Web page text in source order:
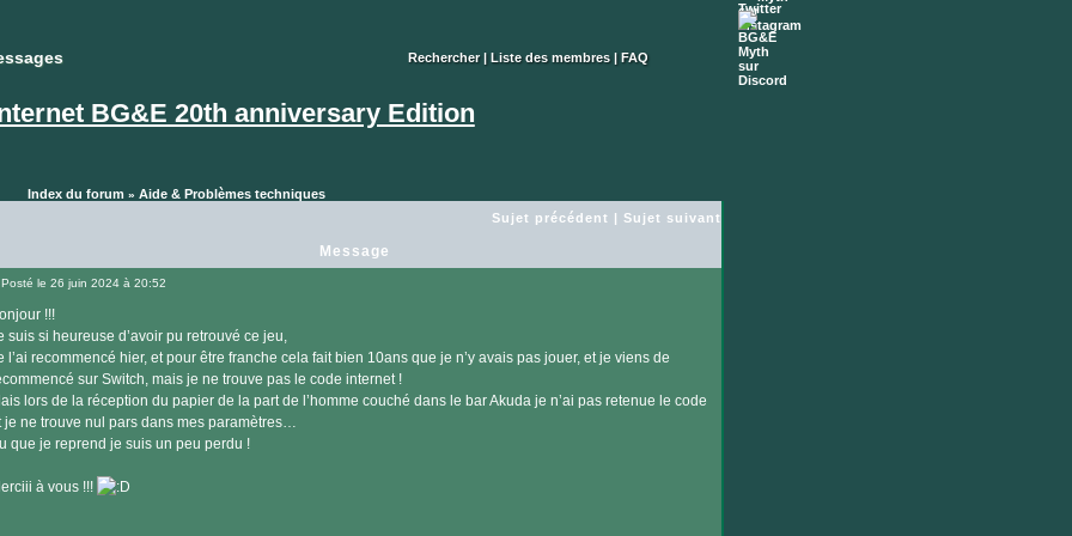
Rechercher| Liste des membres| FAQ
BG&E 20th anniversary Edition
Index du forum » Aide & Problèmes techniques
Sujet précédent | Sujet suivant
Message
Posté le 26 juin 2024 à 20:52
!!!
suis si heureuse d’avoir pu retrouvé ce jeu,
l’ai recommencé hier, et pour être franche cela fait bien 10ans que je n’y avais pas jouer, et je viens de
sur Switch, mais je ne trouve pas le code internet !
lors de la réception du papier de la part de l’homme couché dans le bar Akuda je n’ai pas retenue le code
je ne trouve nul pars dans mes paramètres…
que je reprend je suis un peu perdu !
à vous !!!